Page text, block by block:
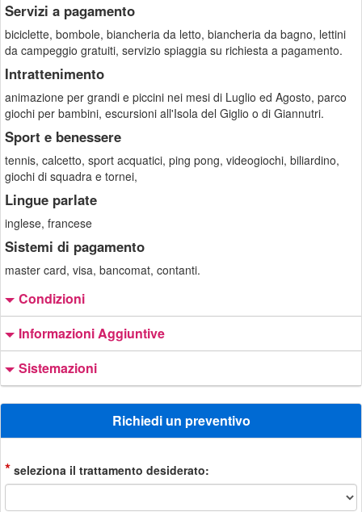
Servizi a pagamento
biciclette, bombole, biancheria da letto, biancheria da bagno, lettini
da campeggio gratuiti, servizio spiaggia su richiesta a pagamento.
Intrattenimento
animazione per grandi e piccini nei mesi di Luglio ed Agosto, parco
giochi per bambini, escursioni all'Isola del Giglio o di Giannutri.
Sport e benessere
tennis, calcetto, sport acquatici, ping pong, videogiochi, biliardino,
giochi di squadra e tornei,
Lingue parlate
inglese, francese
Sistemi di pagamento
master card, visa, bancomat, contanti.
Condizioni
Informazioni Aggiuntive
Sistemazioni
Richiedi un preventivo
* seleziona il trattamento desiderato: